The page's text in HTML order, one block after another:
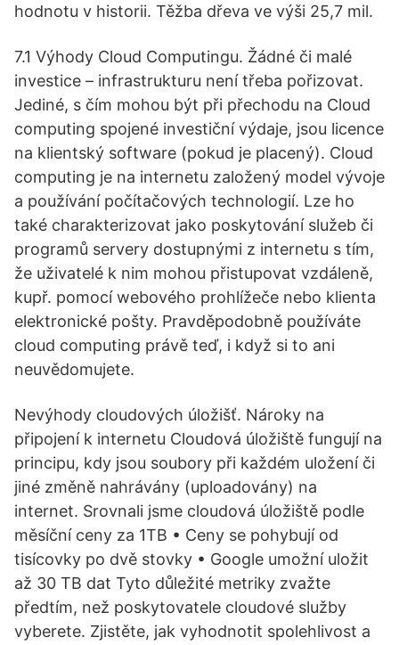
hodnotu v historii. Těžba dřeva ve výši 25,7 mil.
7.1 Výhody Cloud Computingu. Žádné či malé
investice – infrastrukturu není třeba pořizovat.
Jediné, s čím mohou být při přechodu na Cloud
computing spojené investiční výdaje, jsou licence
na klientský software (pokud je placený). Cloud
computing je na internetu založený model vývoje
a používání počítačových technologií. Lze ho
také charakterizovat jako poskytování služeb či
programů servery dostupnými z internetu s tím,
že uživatelé k nim mohou přistupovat vzdáleně,
kupř. pomocí webového prohlížeče nebo klienta
elektronické pošty. Pravděpodobně používáte
cloud computing právě teď, i když si to ani
neuvědomujete.
Nevýhody cloudových úložišť. Nároky na
připojení k internetu Cloudová úložiště fungují na
principu, kdy jsou soubory při každém uložení či
jiné změně nahrávány (uploadovány) na
internet. Srovnali jsme cloudová úložiště podle
měsíční ceny za 1TB • Ceny se pohybují od
tisícovky po dvě stovky • Google umožní uložit
až 30 TB dat Tyto důležité metriky zvažte
předtím, než poskytovatele cloudové služby
vyberete. Zjistěte, jak vyhodnotit spolehlivost a